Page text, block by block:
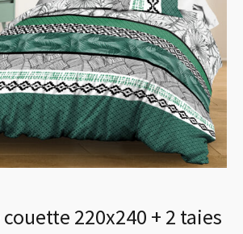
220x240 + 2 taies